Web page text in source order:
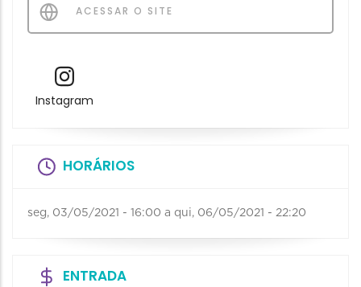
ACESSAR O SITE
Instagram
HORÁRIOS
seg, 03/05/2021 - 16:00 a qui, 06/05/2021 - 22:20
ENTRADA